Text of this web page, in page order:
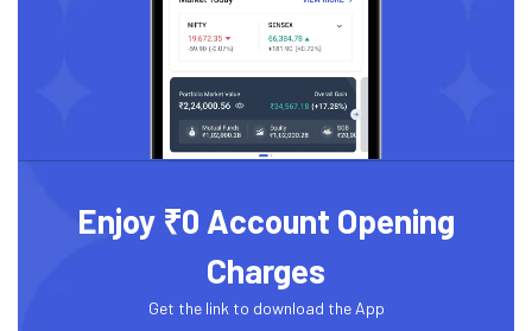
Enjoy ₹0 Account Opening
Charges
Get the link to download the App